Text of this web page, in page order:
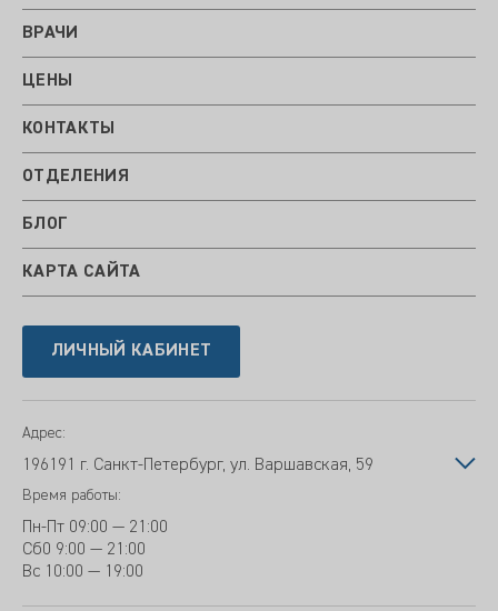
ВРАЧИ
ЦЕНЫ
КОНТАКТЫ
ОТДЕЛЕНИЯ
БЛОГ
КАРТА САЙТА
ЛИЧНЫЙ КАБИНЕТ
Адрес:
196191 г. Санкт-Петербург, ул. Варшавская, 59
Время работы:
Пн-Пт 09:00 — 21:00
Сб0 9:00 — 21:00
Вс 10:00 — 19:00